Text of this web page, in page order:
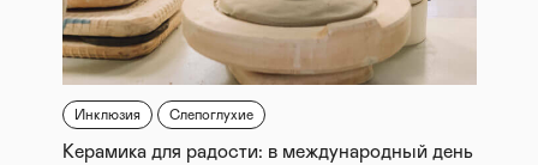
Инклюзия Слепоглухие
Керамика для радости: в международный день